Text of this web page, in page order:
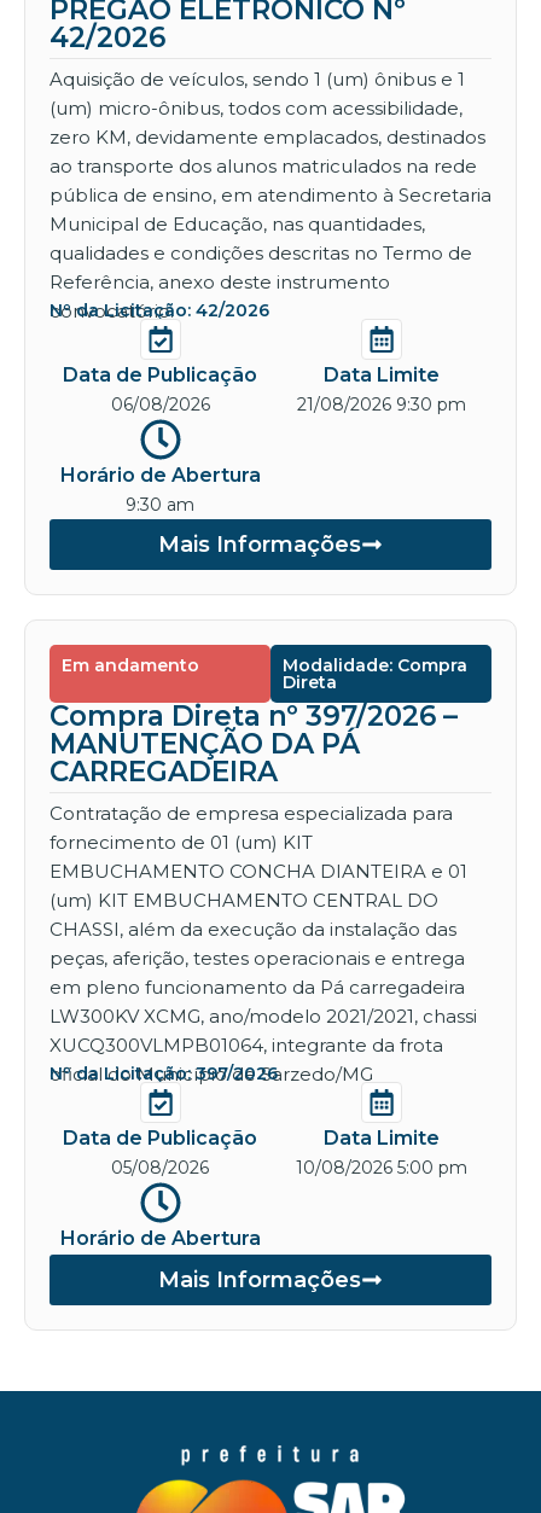
PREGÃO ELETRÔNICO Nº
42/2026
Aquisição de veículos, sendo 1 (um) ônibus e 1
(um) micro-ônibus, todos com acessibilidade,
zero KM, devidamente emplacados, destinados
ao transporte dos alunos matriculados na rede
pública de ensino, em atendimento à Secretaria
Municipal de Educação, nas quantidades,
qualidades e condições descritas no Termo de
Referência, anexo deste instrumento
convocatório.
Nº da Licitação: 42/2026
Data de Publicação
06/08/2026
Data Limite
21/08/2026 9:30 pm
Horário de Abertura
9:30 am
Mais Informações
Em andamento Modalidade: Compra
Direta
Compra Direta nº 397/2026 –
MANUTENÇÃO DA PÁ
CARREGADEIRA
Contratação de empresa especializada para
fornecimento de 01 (um) KIT
EMBUCHAMENTO CONCHA DIANTEIRA e 01
(um) KIT EMBUCHAMENTO CENTRAL DO
CHASSI, além da execução da instalação das
peças, aferição, testes operacionais e entrega
em pleno funcionamento da Pá carregadeira
LW300KV XCMG, ano/modelo 2021/2021, chassi
XUCQ300VLMPB01064, integrante da frota
oficial do Município de Sarzedo/MG
Nº da Licitação: 397/2026
Data de Publicação
05/08/2026
Data Limite
10/08/2026 5:00 pm
Horário de Abertura
Mais Informações